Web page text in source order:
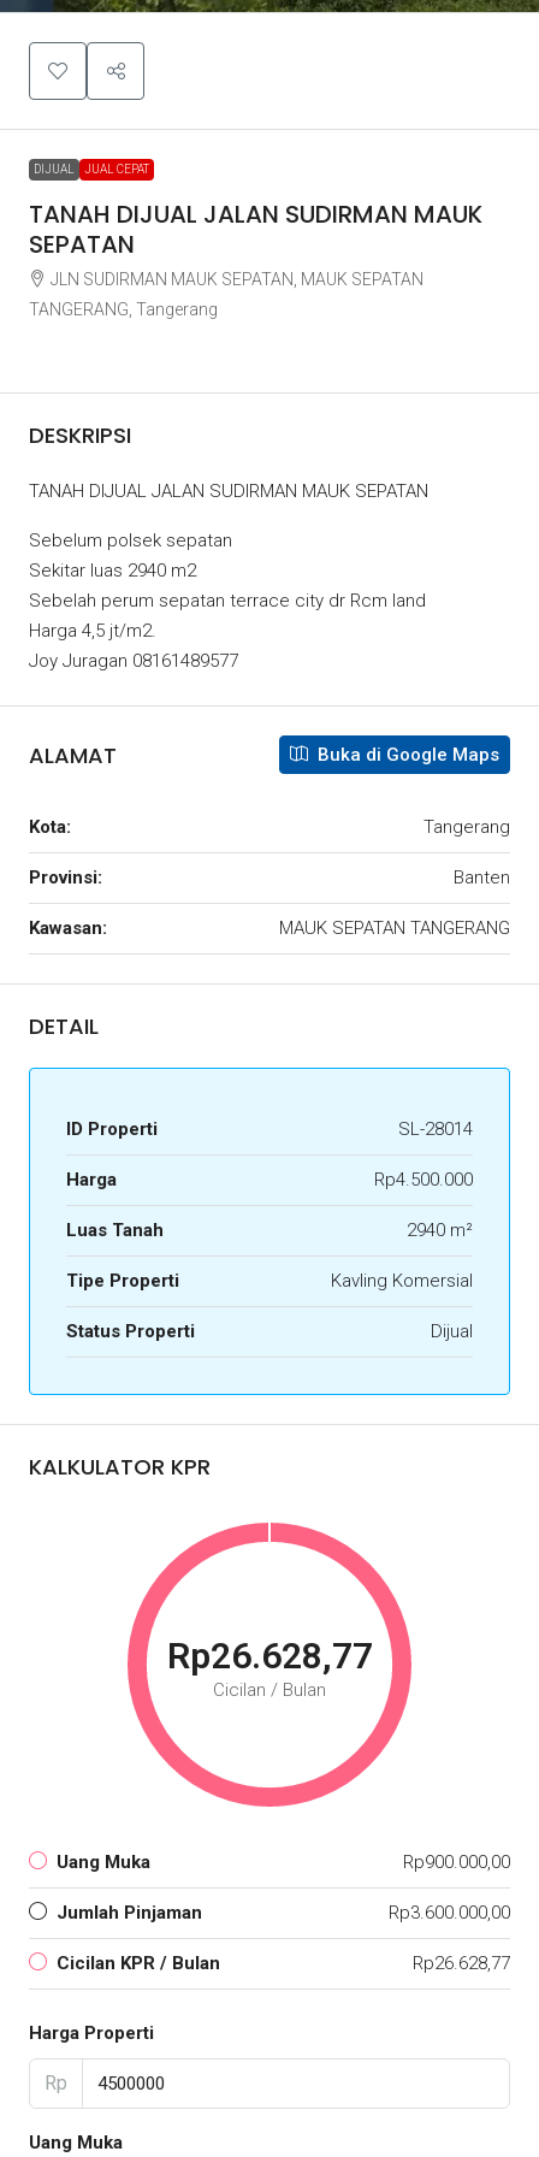
DIJUAL JUAL CEPAT
TANAH DIJUAL JALAN SUDIRMAN MAUK
SEPATAN
JLN SUDIRMAN MAUK SEPATAN, MAUK SEPATAN
TANGERANG, Tangerang
DESKRIPSI
TANAH DIJUAL JALAN SUDIRMAN MAUK SEPATAN
Sebelum polsek sepatan
Sekitar luas 2940 m2
Sebelah perum sepatan terrace city dr Rcm land
Harga 4,5 jt/m2.
Joy Juragan 08161489577
ALAMAT Buka di Google Maps
Kota: Tangerang
Provinsi: Banten
Kawasan: MAUK SEPATAN TANGERANG
DETAIL
ID Properti SL-28014
Harga Rp4.500.000
Luas Tanah 2940 m²
Tipe Properti Kavling Komersial
Status Properti Dijual
KALKULATOR KPR
Rp26.628,77
Cicilan / Bulan
Uang Muka Rp900.000,00
Jumlah Pinjaman Rp3.600.000,00
Cicilan KPR / Bulan Rp26.628,77
Harga Properti
Rp
Uang Muka